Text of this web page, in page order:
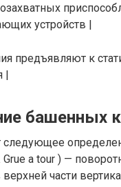
устройств |
предъявляют к
|
башенных
следующее
Grue a tour ) —
части